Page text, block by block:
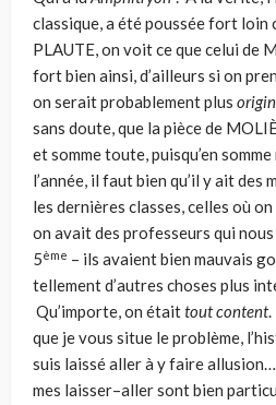
classique, a été poussée fort loin
PLAUTE, on voit ce que celui de
fort bien ainsi, d’ailleurs si on
on serait probablement plus
sans doute, que la pièce de
et somme toute, puisqu’en
l’année, il faut bien qu’il y ait des
les dernières classes, celles où
on avait des professeurs qui
5ème – ils avaient bien mauvais
tellement d’autres choses plus
Qu’importe, on étaittout content.
que je vous situe le problème,
suis laissé aller à y faire
mes laisser–aller sont bien